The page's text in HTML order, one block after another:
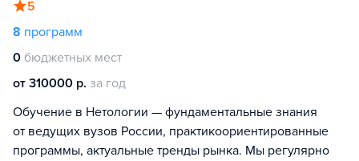
5
8 программ
0 бюджетных мест
от 310000 р. за год
Обучение в Нетологии — фундаментальные знания
от ведущих вузов России, практикоориентированные
программы, актуальные тренды рынка. Мы регулярно